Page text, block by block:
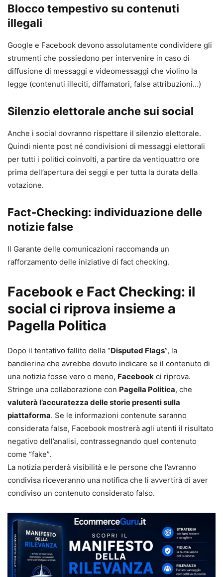
Blocco tempestivo su contenuti
illegali
Google e Facebook devono assolutamente condividere gli
strumenti che possiedono per intervenire in caso di
diffusione di messaggi e videomessaggi che violino la
legge (contenuti illeciti, diffamatori, false attribuzioni…)
Silenzio elettorale anche sui social
Anche i social dovranno rispettare il silenzio elettorale.
Quindi niente post né condivisioni di messaggi elettorali
per tutti i politici coinvolti, a partire da ventiquattro ore
prima dell’apertura dei seggi e per tutta la durata della
votazione.
Fact-Checking: individuazione delle
notizie false
Il Garante delle comunicazioni raccomanda un
rafforzamento delle iniziative di fact checking.
Facebook e Fact Checking: il
social ci riprova insieme a
Pagella Politica
Dopo il tentativo fallito della “Disputed Flags”, la
bandierina che avrebbe dovuto indicare se il contenuto di
una notizia fosse vero o meno, Facebook ci riprova.
Stringe una collaborazione con Pagella Politica, che
valuterà l’accuratezza delle storie presenti sulla
piattaforma. Se le informazioni contenute saranno
considerata false, Facebook mostrerà agli utenti il risultato
negativo dell’analisi, contrassegnando quel contenuto
come “fake”.
La notizia perderà visibilità e le persone che l’avranno
condivisa riceveranno una notifica che li avvertirà di aver
condiviso un contenuto considerato falso.